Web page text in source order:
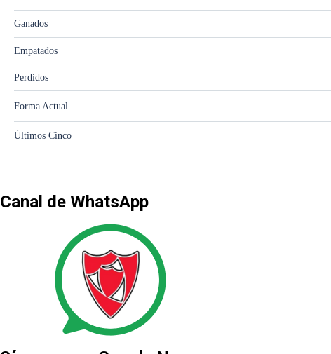
Canal de WhatsApp